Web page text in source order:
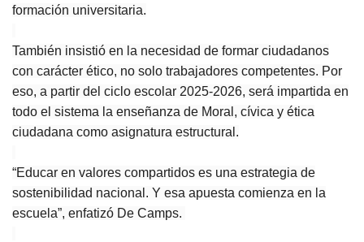
formación universitaria.
También insistió en la necesidad de formar ciudadanos
con carácter ético, no solo trabajadores competentes. Por
eso, a partir del ciclo escolar 2025-2026, será impartida en
todo el sistema la enseñanza de Moral, cívica y ética
ciudadana como asignatura estructural.
“Educar en valores compartidos es una estrategia de
sostenibilidad nacional. Y esa apuesta comienza en la
escuela”, enfatizó De Camps.